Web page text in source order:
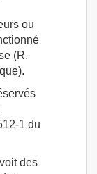
ou
(R.
1 du
des